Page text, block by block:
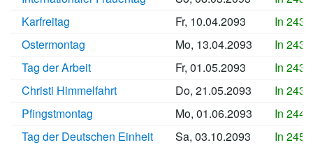
Karfreitag
Fr, 10.04.2093
In
Ostermontag
Mo, 13.04.2093
In
Tag der Arbeit
Fr, 01.05.2093
In
Christi Himmelfahrt
Do, 21.05.2093
In
Pfingstmontag
Mo, 01.06.2093
In
Tag der Deutschen Einheit
Sa, 03.10.2093
In